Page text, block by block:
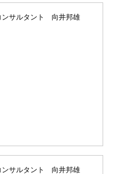
ンサルタント 向井邦雄
ンサルタント 向井邦雄